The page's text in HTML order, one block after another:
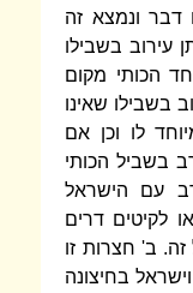
דבר ונמצא זה
עירוב בשבילו
הכותי מקום
בשבילו שאינו
לו וכן אם
בשביל הכותי
עם הישראל
לקיטים דרים
ב' חצרות זו
בחיצונה